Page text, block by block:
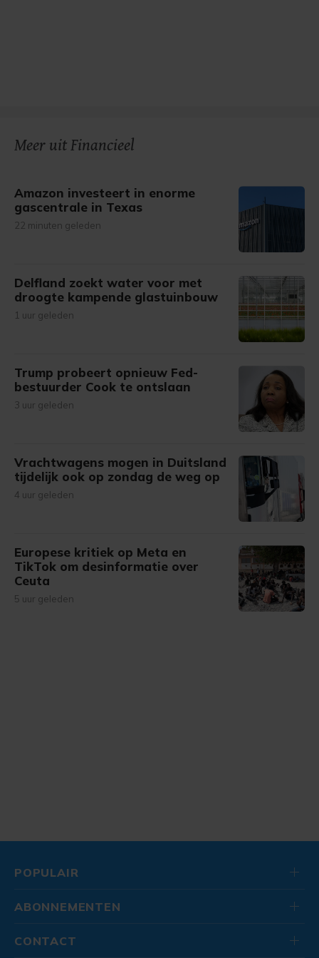
Meer uit Financieel
Amazon investeert in enorme
gascentrale in Texas
22 minuten geleden
Delfland zoekt water voor met
droogte kampende glastuinbouw
1 uur geleden
Trump probeert opnieuw Fed-
bestuurder Cook te ontslaan
3 uur geleden
Vrachtwagens mogen in Duitsland
tijdelijk ook op zondag de weg op
4 uur geleden
Europese kritiek op Meta en
TikTok om desinformatie over
Ceuta
5 uur geleden
POPULAIR
ABONNEMENTEN
CONTACT